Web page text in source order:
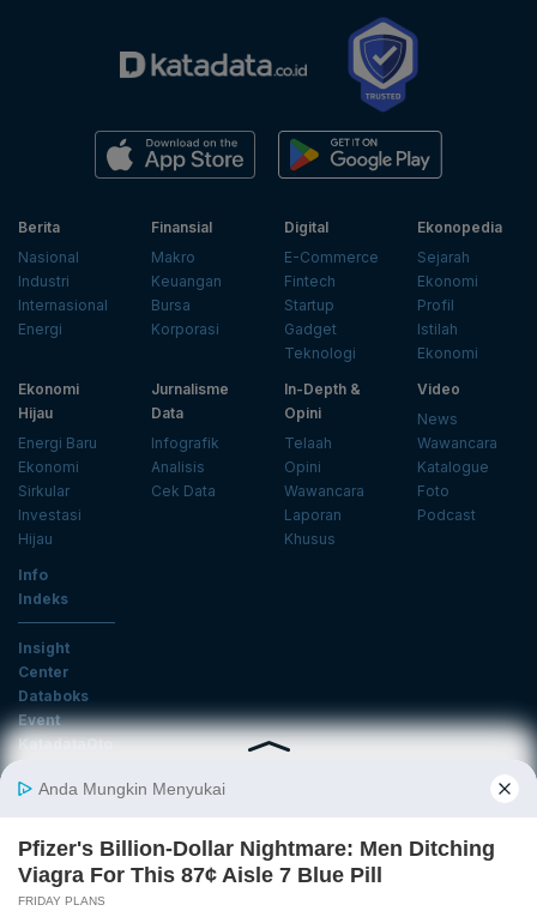
Berita
Nasional
Industri
Internasional
Energi
Finansial
Makro
Keuangan
Bursa
Korporasi
Digital
E-Commerce
Fintech
Startup
Gadget
Teknologi
Ekonopedia
Sejarah
Ekonomi
Profil
Istilah
Ekonomi
Ekonomi
Hijau
Energi Baru
Ekonomi
Sirkular
Investasi
Hijau
Jurnalisme
Data
Infografik
Analisis
Cek Data
In-Depth &
Opini
Telaah
Opini
Wawancara
Laporan
Khusus
Video
News
Wawancara
Katalogue
Foto
Podcast
Info
Indeks
Insight
Center
Databoks
Event
KatadataOto
Email
Daftar